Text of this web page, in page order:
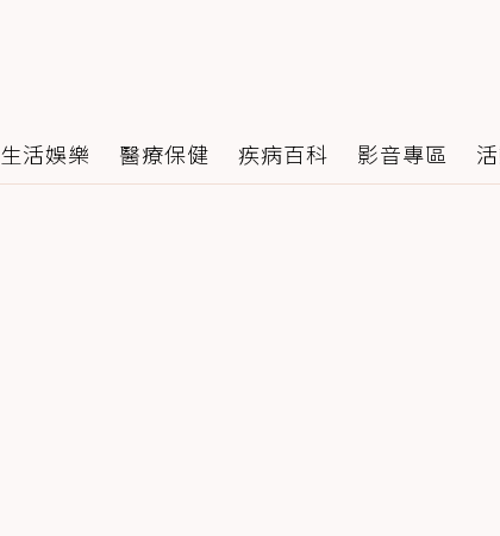
生活娛樂 醫療保健 疾病百科 影音專區